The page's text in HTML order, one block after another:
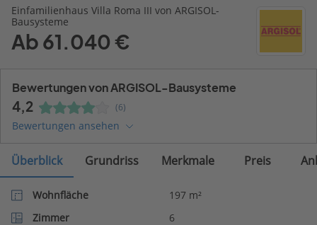
Einfamilienhaus Villa Roma III von ARGISOL-
Bausysteme
Ab 61.040 €
Bewertungen von ARGISOL-Bausysteme
4,2 (6)
Bewertungen ansehen
Überblick Grundriss Merkmale Preis
Wohnfläche
197 m²
Zimmer
6